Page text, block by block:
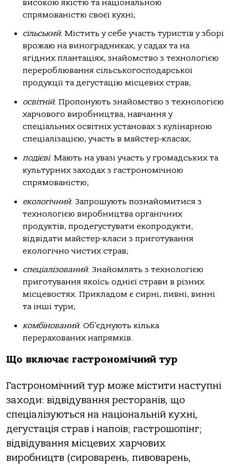
високою якістю та національною
спрямованістю своєї кухні;
сільський. Містить у себе участь туристів у зборі
врожаю на виноградниках, у садах та на
ягідних плантаціях, знайомство з технологією
перероблювання сільськогосподарської
продукції та дегустацію місцевих страв;
освітній. Пропонують знайомство з технологією
харчового виробництва, навчання у
спеціальних освітніх установах з кулінарною
спеціалізацією, участь в майстер-класах;
подієві. Мають на увазі участь у громадських та
культурних заходах з гастрономічною
спрямованістю;
екологічний. Запрошують познайомитися з
технологією виробництва органічних
продуктів, продегустувати екопродукти,
відвідати майстер-класи з приготування
екологічно чистих страв;
спеціалізований. Знайомлять з технологією
приготування якоїсь однієї страви в різних
місцевостях. Прикладом є сирні, пивні, винні
та інші тури;
комбінований. Об’єднують кілька
перерахованих напрямків.
Що включає гастрономічний тур
Гастрономічний тур може містити наступні
заходи: відвідування ресторанів, що
спеціалізуються на національній кухні,
дегустація страв і напоїв; гастрошопінг;
відвідування місцевих харчових
виробництв (сироварень, пивоварень,